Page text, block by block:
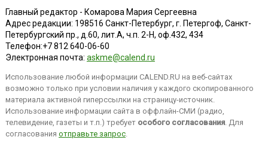
Главный редактор - Комарова Мария Сергеевна
Адрес редакции: 198516 Санкт-Петербург, г. Петергоф, Санкт-
Петербургский пр., д.60, лит.А, ч.п. 2-Н, оф.432, 434
Телефон:+7 812 640-06-60
Электронная почта: askme@calend.ru
Использование любой информации CALEND.RU на веб-сайтах
возможно только при условии наличия у каждого скопированного
материала активной гиперссылки на страницу-источник.
Использование информации сайта в оффлайн-СМИ (радио,
телевидение, газеты и т.п.) требует особого согласования. Для
согласования отправьте запрос.